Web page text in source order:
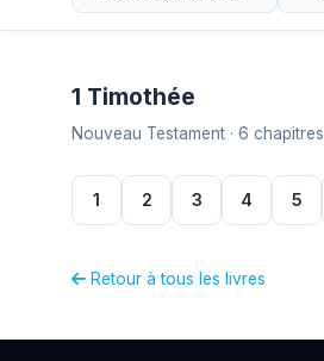
1 Timothée
Nouveau Testament · 6 chapitres
1 2 3 4 5
Retour à tous les livres